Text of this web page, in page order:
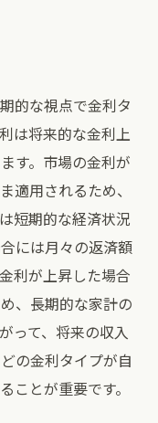
的な視点で金利タ
は将来的な金利上
す。市場の金利が
適用されるため、
短期的な経済状況
には月々の返済額
利が上昇した場合
、長期的な家計の
って、将来の収入
の金利タイプが自
ことが重要です。